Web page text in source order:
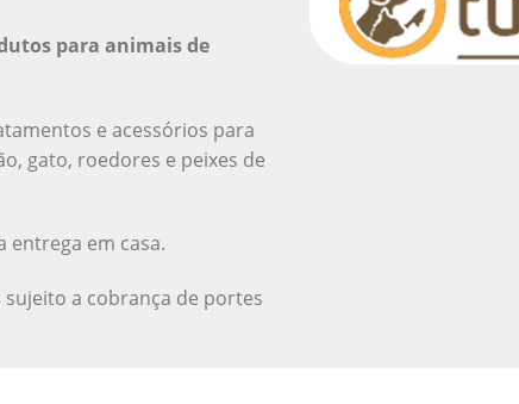
para animais de
e acessórios para
gato, roedores e peixes de
entrega em casa.
a cobrança de portes